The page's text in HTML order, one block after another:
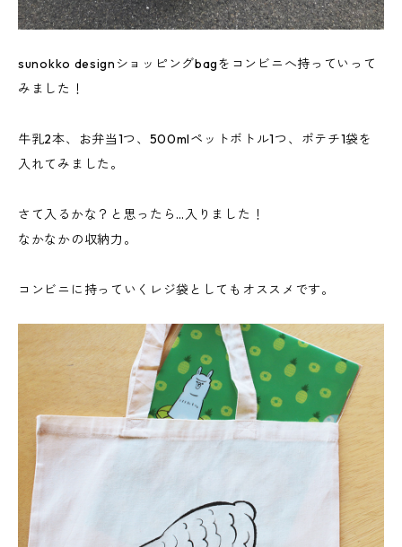
sunokko designショッピングbagをコンビニへ持っていって
みました！
牛乳2本、お弁当1つ、500mlペットボトル1つ、ポテチ1袋を
入れてみました。
さて入るかな？と思ったら…入りました！
なかなかの収納力。
コンビニに持っていくレジ袋としてもオススメです。